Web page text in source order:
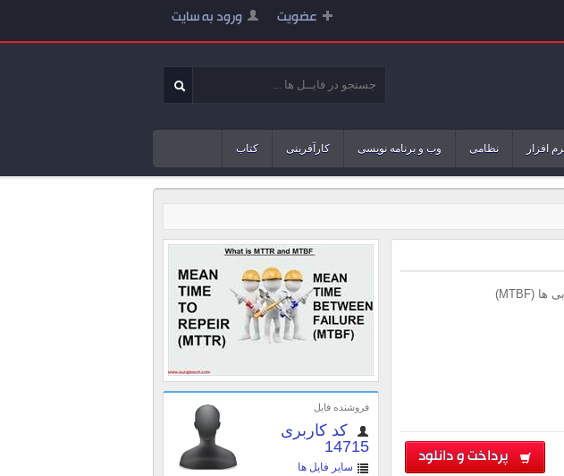
عضویت ورود به سایت
افزار نظامی وب و برنامه نویسی کارآفرینی کتاب
فروشنده فایل
کد کاربری
14715
سایر فایل ها
پرداخت و دانلود